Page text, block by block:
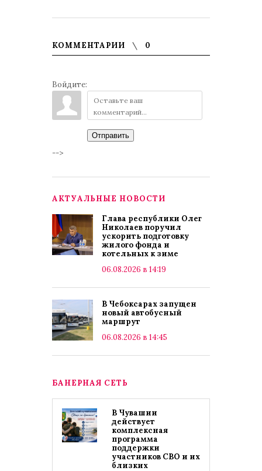
КОММЕНТАРИИ 0
Войдите:
Отправить
-->
АКТУАЛЬНЫЕ НОВОСТИ
Глава республики Олег
Николаев поручил
ускорить подготовку
жилого фонда и
котельных к зиме
06.08.2026 в 14:19
В Чебоксарах запущен
новый автобусный
маршрут
06.08.2026 в 14:45
БАНЕРНАЯ СЕТЬ
В Чувашии
действует
комплексная
программа
поддержки
участников СВО и их
близких